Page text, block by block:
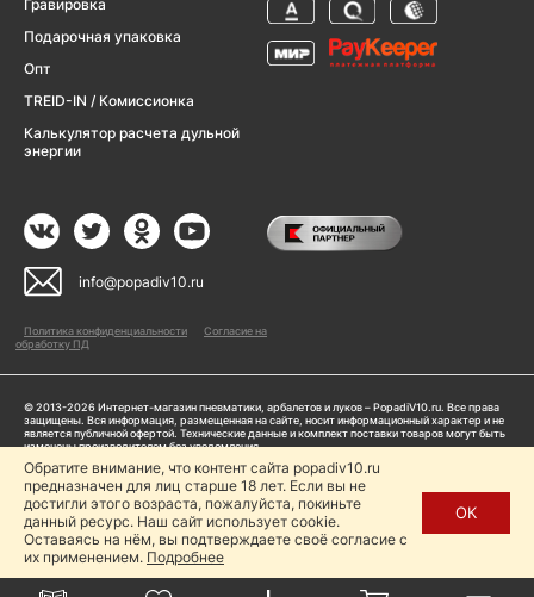
Гравировка
Подарочная упаковка
Опт
TREID-IN / Комиссионка
Калькулятор расчета дульной
энергии
info@popadiv10.ru
Политика конфиденциальности
Согласие на
обработку ПД
© 2013-2026 Интернет-магазин пневматики, арбалетов и луков – PopadiV10.ru. Все права
защищены. Вся информация, размещенная на сайте, носит информационный характер и не
является публичной офертой. Технические данные и комплект поставки товаров могут быть
изменены производителем без уведомления
Пользуясь сайтом Popadiv10.ru, пользователь автоматически соглашается с условиями,
прописанными в
Политике конфиденциальности
Копирование любой информации (тексты, фото, видео и др.) с сайта Popadiv10 запрещено,
за исключением наличия письменного согласия администрации сайта Popadiv10.
Обратите внимание, что контент сайта popadiv10.ru
предназначен для лиц старше 18 лет. Если вы не
достигли этого возраста, пожалуйста, покиньте
данный ресурс. Наш сайт использует cookie.
Оставаясь на нём, вы подтверждаете своё согласие с
их применением. Подробнее
ОК